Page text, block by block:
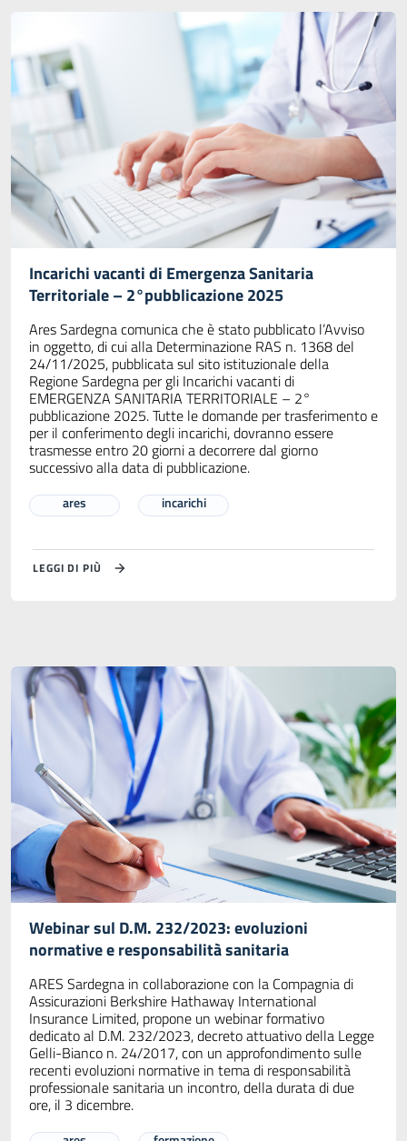
Incarichi vacanti di Emergenza Sanitaria
Territoriale – 2°pubblicazione 2025
Ares Sardegna comunica che è stato pubblicato l’Avviso
in oggetto, di cui alla Determinazione RAS n. 1368 del
24/11/2025, pubblicata sul sito istituzionale della
Regione Sardegna per gli Incarichi vacanti di
EMERGENZA SANITARIA TERRITORIALE – 2°
pubblicazione 2025. Tutte le domande per trasferimento e
per il conferimento degli incarichi, dovranno essere
trasmesse entro 20 giorni a decorrere dal giorno
successivo alla data di pubblicazione.
ares incarichi
LEGGI DI PIÙ
Webinar sul D.M. 232/2023: evoluzioni
normative e responsabilità sanitaria
ARES Sardegna in collaborazione con la Compagnia di
Assicurazioni Berkshire Hathaway International
Insurance Limited, propone un webinar formativo
dedicato al D.M. 232/2023, decreto attuativo della Legge
Gelli-Bianco n. 24/2017, con un approfondimento sulle
recenti evoluzioni normative in tema di responsabilità
professionale sanitaria un incontro, della durata di due
ore, il 3 dicembre.